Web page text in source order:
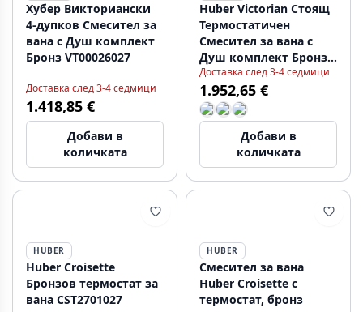
Хубер Викториански
4-дупков Смесител за
вана с Душ комплект
Бронз VT00026027
Доставка след 3-4 седмици
1.418,85 €
Добави в
количката
Huber Victorian Стоящ
Термостатичен
Смесител за вана с
Душ комплект Бронз
VTT3901027
Доставка след 3-4 седмици
1.952,65 €
Добави в
количката
HUBER
Huber Croisette
Бронзов термостат за
вана CST2701027
HUBER
Смесител за вана
Huber Croisette с
термостат, бронз